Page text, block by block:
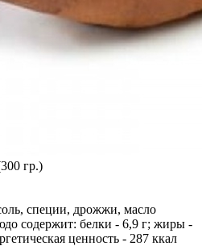
гр.)
специи, дрожжи, масло
содержит: белки - 6,9 г; жиры -
ценность - 287 ккал